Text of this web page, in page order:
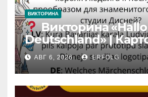
ВИКТОРИНА
Викторина «Hallo
Deutschland» |
№46
Замок
Iedvesmas pils /
Inspiration
АВГ 6, 2026 ERFOLG